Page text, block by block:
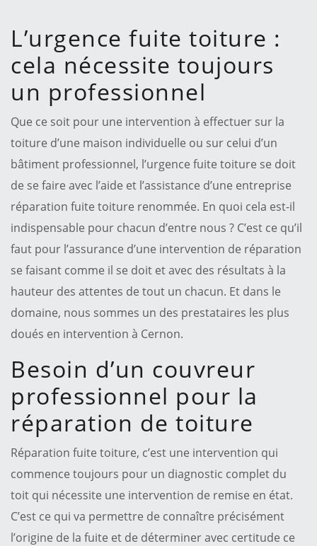
L’urgence fuite toiture :
cela nécessite toujours
un professionnel
Que ce soit pour une intervention à effectuer sur la
toiture d’une maison individuelle ou sur celui d’un
bâtiment professionnel, l’urgence fuite toiture se doit
de se faire avec l’aide et l’assistance d’une entreprise
réparation fuite toiture renommée. En quoi cela est-il
indispensable pour chacun d’entre nous ? C’est ce qu’il
faut pour l’assurance d’une intervention de réparation
se faisant comme il se doit et avec des résultats à la
hauteur des attentes de tout un chacun. Et dans le
domaine, nous sommes un des prestataires les plus
doués en intervention à Cernon.
Besoin d’un couvreur
professionnel pour la
réparation de toiture
Réparation fuite toiture, c’est une intervention qui
commence toujours pour un diagnostic complet du
toit qui nécessite une intervention de remise en état.
C’est ce qui va permettre de connaître précisément
l’origine de la fuite et de déterminer avec certitude ce